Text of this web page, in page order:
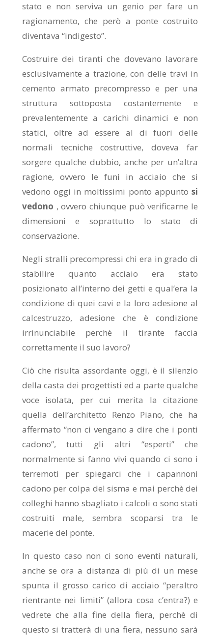
stato e non serviva un genio per fare un
ragionamento, che però a ponte costruito
diventava “indigesto”.
Costruire dei tiranti che dovevano lavorare
esclusivamente a trazione, con delle travi in
cemento armato precompresso e per una
struttura sottoposta costantemente e
prevalentemente a carichi dinamici e non
statici, oltre ad essere al di fuori delle
normali tecniche costruttive, doveva far
sorgere qualche dubbio, anche per un’altra
ragione, ovvero le funi in acciaio che si
vedono oggi in moltissimi ponto appuntosi
vedono , ovvero chiunque può verificarne le
dimensioni e soprattutto lo stato di
conservazione.
Negli stralli precompressi chi era in grado di
stabilire quanto acciaio era stato
posizionato all’interno dei getti e qual’era la
condizione di quei cavi e la loro adesione al
calcestruzzo, adesione che è condizione
irrinunciabile perchè il tirante faccia
correttamente il suo lavoro?
Ciò che risulta assordante oggi, è il silenzio
della casta dei progettisti ed a parte qualche
voce isolata, per cui merita la citazione
quella dell’architetto Renzo Piano, che ha
affermato “non ci vengano a dire che i ponti
cadono”, tutti gli altri “esperti” che
normalmente si fanno vivi quando ci sono i
terremoti per spiegarci che i capannoni
cadono per colpa del sisma e mai perchè dei
colleghi hanno sbagliato i calcoli o sono stati
costruiti male, sembra scoparsi tra le
macerie del ponte.
In questo caso non ci sono eventi naturali,
anche se ora a distanza di più di un mese
spunta il grosso carico di acciaio “peraltro
rientrante nei limiti” (allora cosa c’entra?) e
vedrete che alla fine della fiera, perchè di
questo si tratterà di una fiera, nessuno sarà